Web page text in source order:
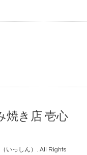
焼き店 壱心
いっしん） . All Rights